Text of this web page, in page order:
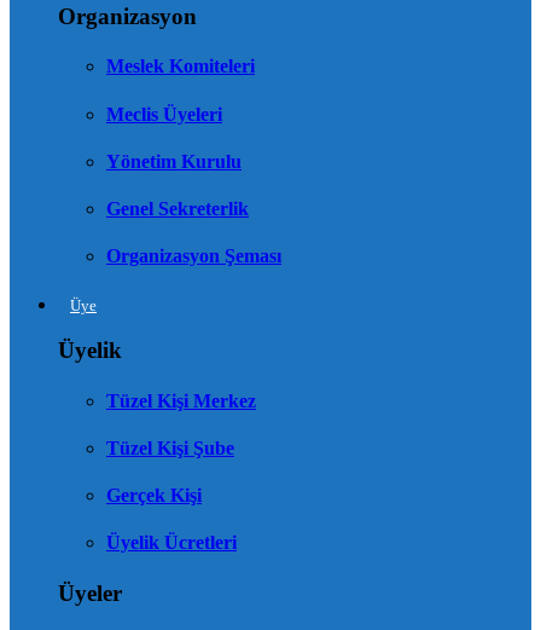
Organizasyon
Meslek Komiteleri
Meclis Üyeleri
Yönetim Kurulu
Genel Sekreterlik
Organizasyon Şeması
Üye
Üyelik
Tüzel Kişi Merkez
Tüzel Kişi Şube
Gerçek Kişi
Üyelik Ücretleri
Üyeler